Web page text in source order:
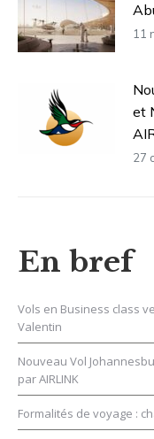
11
et
27
En bref
Vols en Business class
Valentin
Nouveau Vol
par AIRLINK
Formalités de voyage :